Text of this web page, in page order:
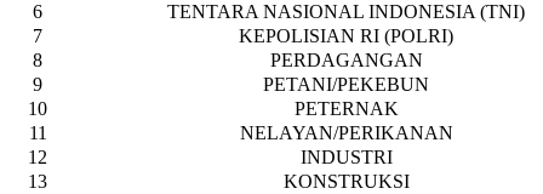
6
TENTARA NASIONAL INDONESIA (TNI)
7
KEPOLISIAN RI (POLRI)
8
PERDAGANGAN
9
PETANI/PEKEBUN
10
PETERNAK
11
NELAYAN/PERIKANAN
12
INDUSTRI
13
KONSTRUKSI